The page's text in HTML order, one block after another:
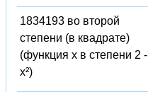
1834193 во второй
степени (в квадрате)
(функция x в степени 2 -
x²)